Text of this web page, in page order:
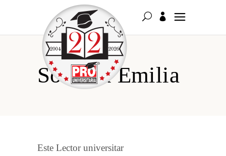
Sorescu Emilia
Este Lector universitar